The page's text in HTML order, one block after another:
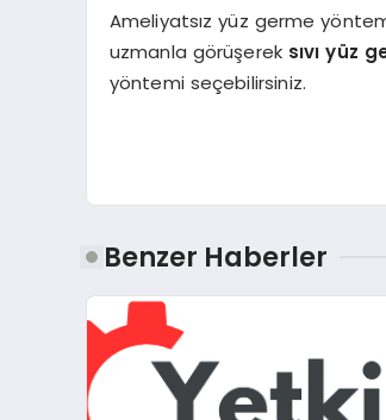
Ameliyatsız yüz germe
uzmanla görüşerek sıvı yüz
yöntemi seçebilirsiniz.
Benzer Haberler